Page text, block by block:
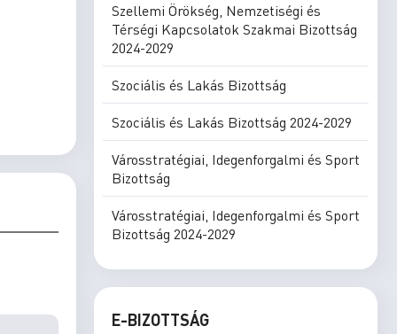
Szellemi Örökség, Nemzetiségi és
Térségi Kapcsolatok Szakmai Bizottság
2024-2029
Szociális és Lakás Bizottság
Szociális és Lakás Bizottság 2024-2029
Városstratégiai, Idegenforgalmi és Sport
Bizottság
Városstratégiai, Idegenforgalmi és Sport
Bizottság 2024-2029
E-BIZOTTSÁG